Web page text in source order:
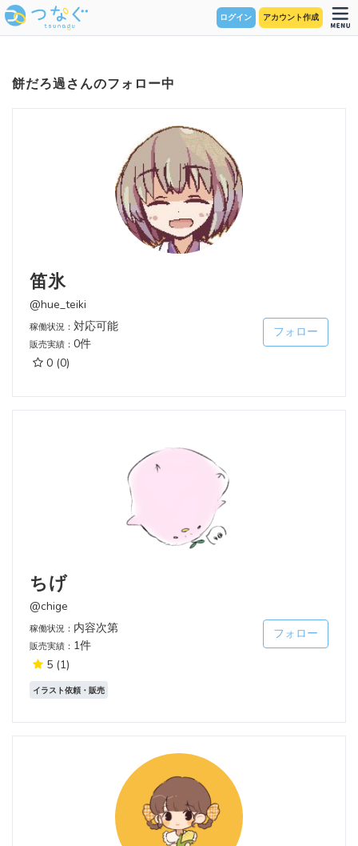
ログイン アカウント作成
餅だろ過さんのフォロー中
笛氷
@hue_teiki
稼働状況： 対応可能
販売実績： 0件
0 (0)
フォロー
ちげ
@chige
稼働状況： 内容次第
販売実績： 1件
5 (1)
フォロー
イラスト依頼・販売